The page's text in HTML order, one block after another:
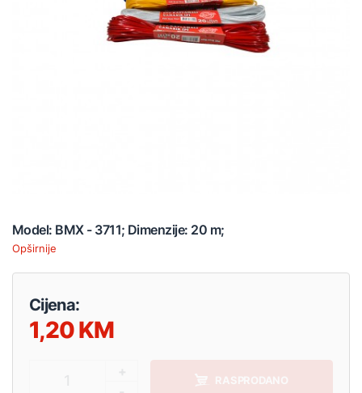
Model: BMX - 3711; Dimenzije: 20 m;
Opširnije
Cijena:
1,20
RASPRODANO